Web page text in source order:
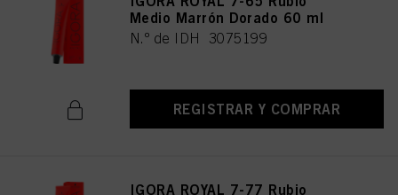
Medio Marrón Dorado 60 ml
N.º de IDH 3075199
REGISTRAR Y COMPRAR
IGORA ROYAL 7-77 Rubio